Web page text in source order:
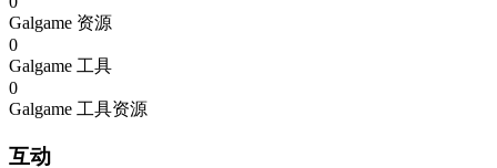
Galgame 资源
0
Galgame 工具
0
Galgame 工具资源
互动